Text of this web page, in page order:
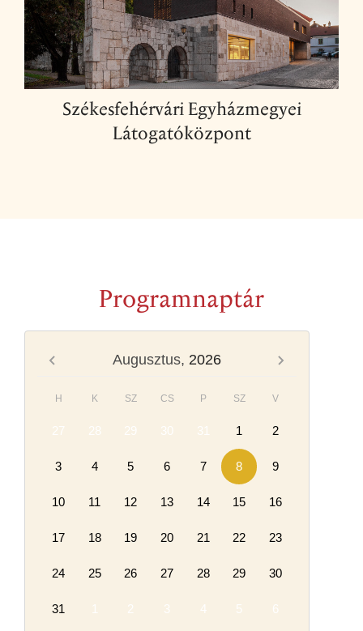
Székesfehérvári Egyházmegyei
Látogatóközpont
Programnaptár
Augusztus, 2026
H K SZ CS P SZ V
27 28 29 30 31 1 2
3 4 5 6 7 8 9
10 11 12 13 14 15 16
17 18 19 20 21 22 23
24 25 26 27 28 29 30
31 1 2 3 4 5 6